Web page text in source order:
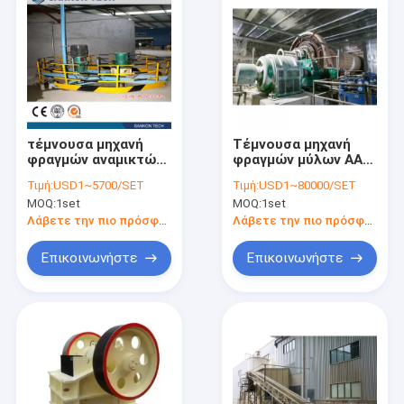
προϊόντα
Σχετικά με εμάς
τέμνουσα μηχανή
φραγμών αναμικτών
τον πηλό
Τιμή:USD1~5700/SET
MOQ:1set
Λάβετε την πιο πρόσφατη τιμή
Επικοινωνήστε
Τέμνουσα μηχανή
φραγμών μύλων AAC
παραγωγή σκονών
Τιμή:USD1~80000/SET
MOQ:1set
Λάβετε την πιο πρόσφατη τιμή
Επικοινωνήστε